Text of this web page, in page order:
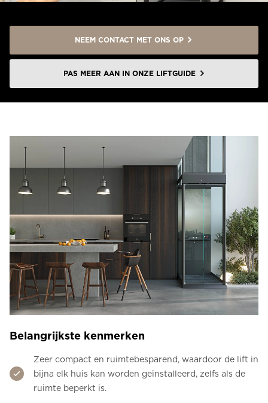
NEEM CONTACT MET ONS OP
PAS MEER AAN IN ONZE LIFTGUIDE
Belangrijkste kenmerken
Zeer compact en ruimtebesparend, waardoor de lift in
bijna elk huis kan worden geïnstalleerd, zelfs als de
ruimte beperkt is.